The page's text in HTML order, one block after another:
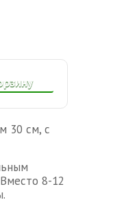
30 см, с
8-12